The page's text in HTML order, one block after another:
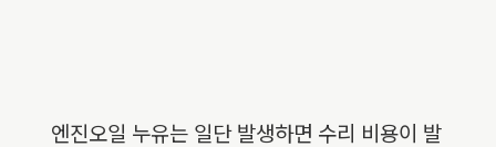
엔진오일 누유는 일단 발생하면 수리 비용이 발